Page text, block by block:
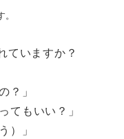
ていますか？
？」
てもいい？」
）」